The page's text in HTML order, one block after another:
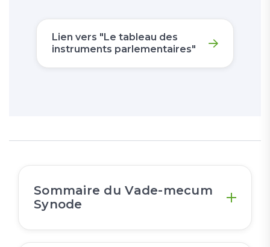
Lien vers "Le tableau des
instruments parlementaires"
Sommaire du Vade-mecum
Synode